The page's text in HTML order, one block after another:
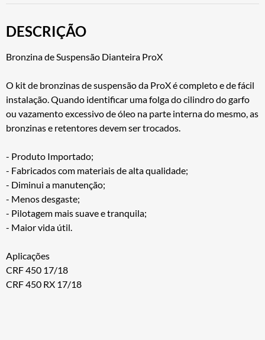
DESCRIÇÃO
Bronzina de Suspensão Dianteira ProX
O kit de bronzinas de suspensão da ProX é completo e de fácil
instalação. Quando identificar uma folga do cilindro do garfo
ou vazamento excessivo de óleo na parte interna do mesmo, as
bronzinas e retentores devem ser trocados.
- Produto Importado;
- Fabricados com materiais de alta qualidade;
- Diminui a manutenção;
- Menos desgaste;
- Pilotagem mais suave e tranquila;
- Maior vida útil.
Aplicações
CRF 450 17/18
CRF 450 RX 17/18